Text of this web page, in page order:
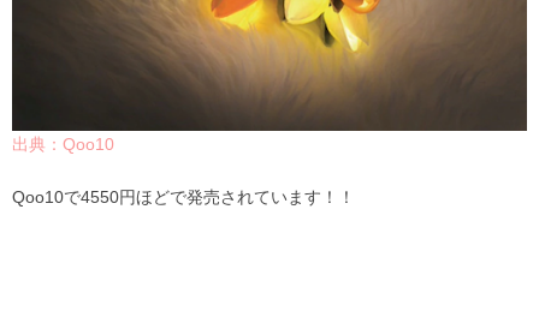
出典：Qoo10
Qoo10で4550円ほどで発売されています！！